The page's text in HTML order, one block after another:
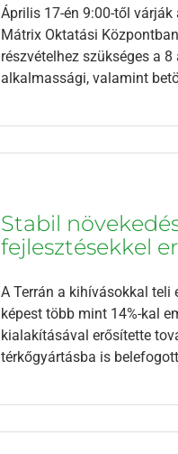
Április 17-én 9:00-től
Mátrix Oktatási
részvételhez szükséges a
alkalmassági, valamint
Stabil
fejlesztésekkel
A Terrán a kihívásokkal teli
képest több mint 14%-kal
kialakításával erősítette
térkőgyártásba is